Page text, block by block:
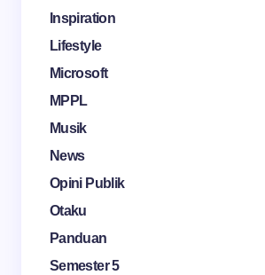
Inspiration
Lifestyle
Microsoft
MPPL
Musik
News
Opini Publik
Otaku
Panduan
Semester 5